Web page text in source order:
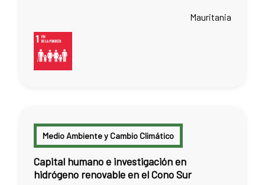
Mauritania
Medio Ambiente y Cambio Climático
Capital humano e investigación en
hidrógeno renovable en el Cono Sur